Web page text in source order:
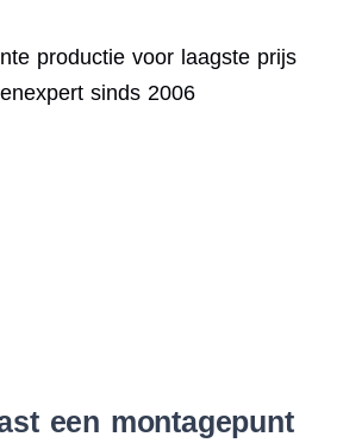
productie voor laagste prijs
sinds 2006
een montagepunt